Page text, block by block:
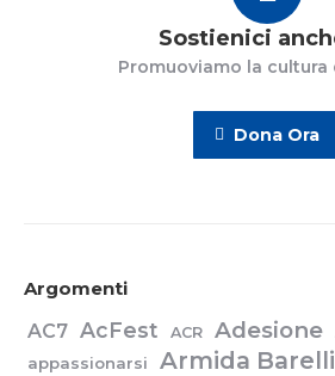
Sostienici
Promuoviamo la cultura
Dona Ora
Argomenti
AC7 AcFest ACR Adesione
appassionarsi Armida Barelli